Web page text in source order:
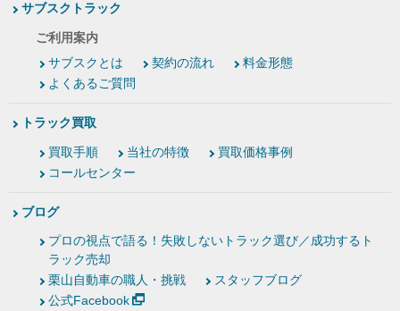
サブスクトラック
ご利用案内
サブスクとは
契約の流れ
料金形態
よくあるご質問
トラック買取
買取手順 当社の特徴
買取価格事例
コールセンター
ブログ
プロの視点で語る！失敗しないトラック選び／成功するト
ラック売却
栗山自動車の職人・挑戦
スタッフブログ
公式Facebook